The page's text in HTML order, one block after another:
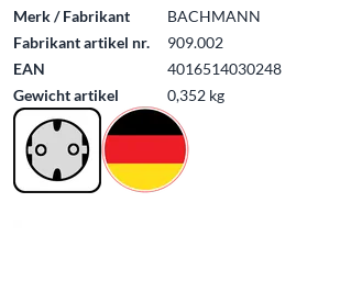
Merk / Fabrikant
BACHMANN
Fabrikant artikel nr.
909.002
EAN
4016514030248
Gewicht artikel
0,352 kg